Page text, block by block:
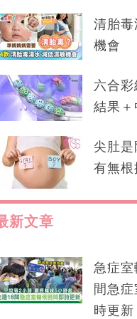
清胎
機會
六合
結果
尖肚
有無根
新文章
急症
間急
時更新